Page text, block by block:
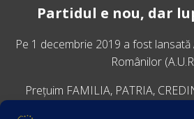
Partidul e nou, dar
Pe 1 decembrie 2019 a fost lansată
Românilor
Prețuim FAMILIA, PATRIA,